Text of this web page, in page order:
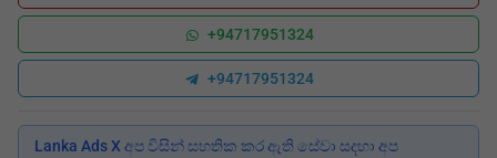
+94717951324
+94717951324
Lanka Ads X අප විසින් සහතික කර ඇති සේවා සදහා අප